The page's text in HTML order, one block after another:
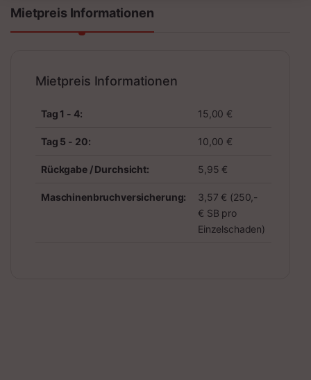
Mietpreis Informationen
Mietpreis Informationen
Tag 1 - 4: 15,00 €
Tag 5 - 20: 10,00 €
Rückgabe / Durchsicht: 5,95 €
Maschinenbruchversicherung:
3,57 € (250,-
€ SB pro
Einzelschaden)